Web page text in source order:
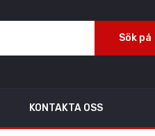
Sök på
KONTAKTA OSS